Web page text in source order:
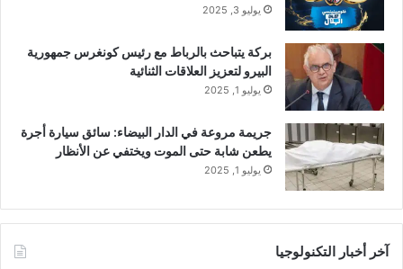
يوليو 3, 2025
بركة يتباحث بالرباط مع رئيس كونغرس جمهورية
البيرو لتعزيز العلاقات الثنائية
يوليو 1, 2025
جريمة مروعة في الدار البيضاء: سائق سيارة أجرة
يطعن شابة حتى الموت ويختفي عن الأنظار
يوليو 1, 2025
آخر أخبار التكنولوجيا